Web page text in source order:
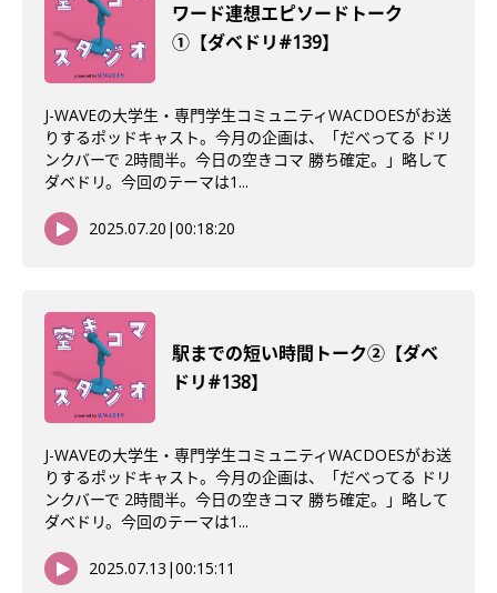
ワード連想エピソードトーク
①【ダベドリ#139】
J-WAVEの大学生・専門学生コミュニティWACDOESがお送
りするポッドキャスト。今月の企画は、「だべってる ドリ
ンクバーで 2時間半。今日の空きコマ 勝ち確定。」略して
ダベドリ。今回のテーマは1...
2025.07.20 |00:18:20
駅までの短い時間トーク②【ダベ
ドリ#138】
J-WAVEの大学生・専門学生コミュニティWACDOESがお送
りするポッドキャスト。今月の企画は、「だべってる ドリ
ンクバーで 2時間半。今日の空きコマ 勝ち確定。」略して
ダベドリ。今回のテーマは1...
2025.07.13 |00:15:11